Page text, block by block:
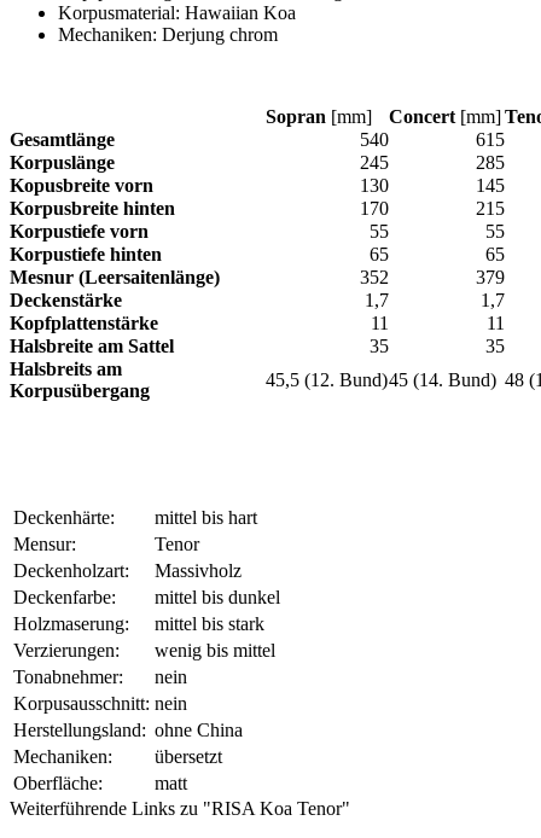
Korpusmaterial: Hawaiian Koa
Mechaniken: Derjung chrom
Sopran [mm] Concert [mm]
Gesamtlänge
540
615
Korpuslänge
245
285
Kopusbreite vorn
130
145
Korpusbreite hinten
170
215
Korpustiefe vorn
55
55
Korpustiefe hinten
65
65
Mesnur (Leersaitenlänge)
352
379
Deckenstärke
1,7
1,7
Kopfplattenstärke
11
11
Halsbreite am Sattel
35
35
Halsbreits am
Korpusübergang
45,5 (12. Bund)45 (14. Bund) 48
Deckenhärte:
mittel bis hart
Mensur:
Tenor
Deckenholzart:
Massivholz
Deckenfarbe:
mittel bis dunkel
Holzmaserung:
mittel bis stark
Verzierungen:
wenig bis mittel
Tonabnehmer:
nein
Korpusausschnitt: nein
Herstellungsland: ohne China
Mechaniken:
übersetzt
Oberfläche:
matt
Weiterführende Links zu "RISA Koa Tenor"